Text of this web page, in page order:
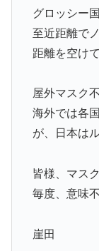
グロッシー
至近距離で
距離を空け
屋外マスク
海外では各
が、日本は
皆様、マス
毎度、意味
崖田